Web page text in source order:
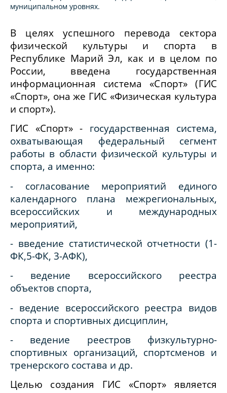
муниципальном уровнях.
В целях успешного перевода сектора
физической культуры и спорта в
Республике Марий Эл, как и в целом по
России, введена государственная
информационная система «Спорт» (ГИС
«Спорт», она же ГИС «Физическая культура
и спорт»).
ГИС «Спорт» - государственная система,
охватывающая федеральный сегмент
работы в области физической культуры и
спорта, а именно:
- согласование мероприятий единого
календарного плана межрегиональных,
всероссийских и международных
мероприятий,
- введение статистической отчетности (1-
ФК,5-ФК, 3-АФК),
- ведение всероссийского реестра
объектов спорта,
- ведение всероссийского реестра видов
спорта и спортивных дисциплин,
- ведение реестров физкультурно-
спортивных организаций, спортсменов и
тренерского состава и др.
Целью создания ГИС «Спорт» является